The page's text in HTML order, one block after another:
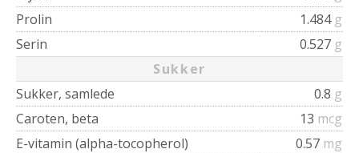
Prolin
1.484 g
Serin
0.527 g
Sukker
Sukker, samlede
0.8 g
Caroten, beta
13 mcg
E-vitamin (alpha-tocopherol)
0.57 mg